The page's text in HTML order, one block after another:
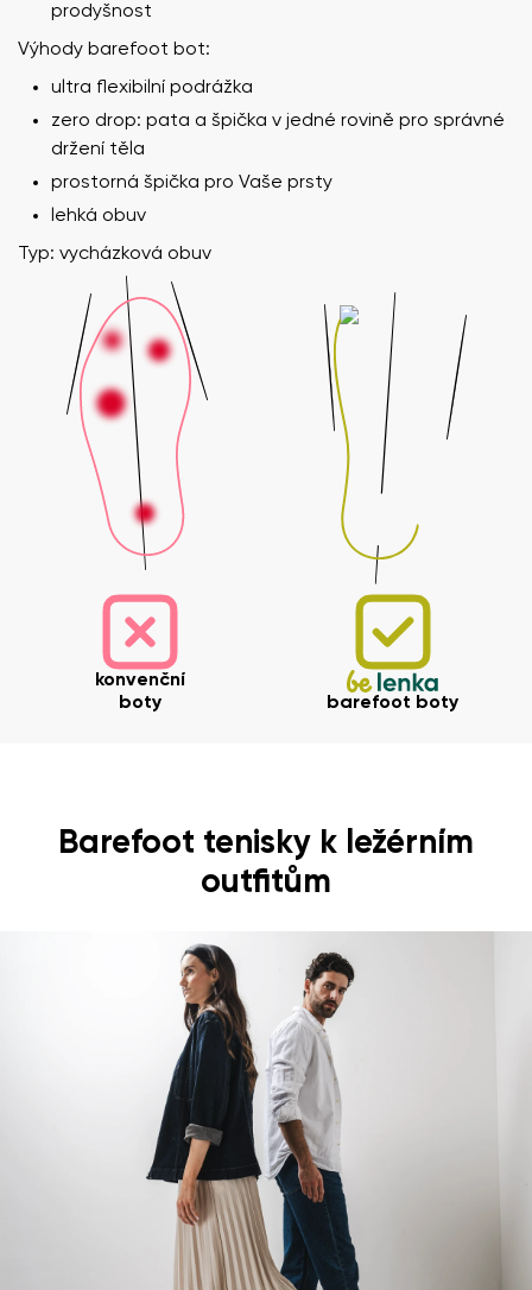
prodyšnost
Výhody barefoot bot:
ultra flexibilní podrážka
zero drop: pata a špička v jedné rovině pro správné
držení těla
prostorná špička pro Vaše prsty
lehká obuv
Typ: vycházková obuv
konvenční
boty
barefoot boty
Barefoot tenisky k ležérním
outfitům